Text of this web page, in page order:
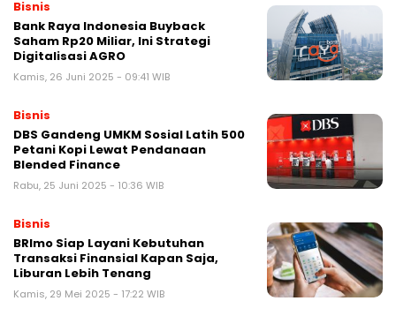
Bisnis
Bank Raya Indonesia Buyback
Saham Rp20 Miliar, Ini Strategi
Digitalisasi AGRO
Kamis, 26 Juni 2025 - 09:41 WIB
Bisnis
DBS Gandeng UMKM Sosial Latih 500
Petani Kopi Lewat Pendanaan
Blended Finance
Rabu, 25 Juni 2025 - 10:36 WIB
Bisnis
BRImo Siap Layani Kebutuhan
Transaksi Finansial Kapan Saja,
Liburan Lebih Tenang
Kamis, 29 Mei 2025 - 17:22 WIB